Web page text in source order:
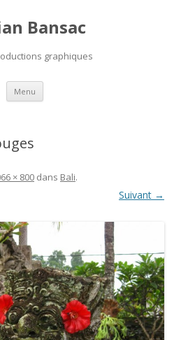
Bansac
graphiques
Menu Aller
contenu
× 800 dans Bali.
Suivant →